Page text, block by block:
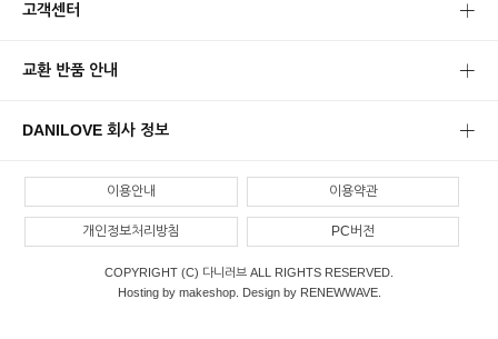
고객센터
교환 반품 안내
DANILOVE 회사 정보
이용안내 이용약관
개인정보처리방침 PC버전
COPYRIGHT (C) 다니러브 ALL RIGHTS RESERVED.
Hosting by makeshop. Design by RENEWWAVE.